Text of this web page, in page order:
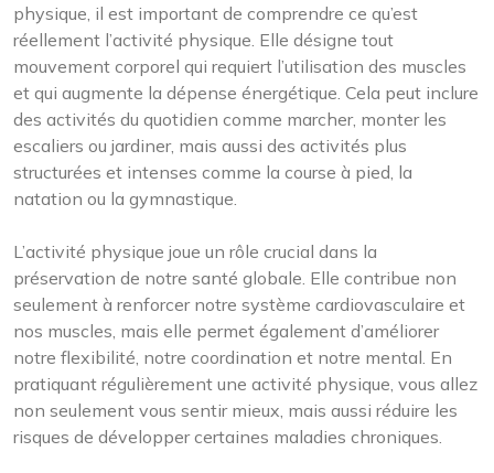
physique, il est important de comprendre ce qu’est
réellement l’activité physique. Elle désigne tout
mouvement corporel qui requiert l’utilisation des muscles
et qui augmente la dépense énergétique. Cela peut inclure
des activités du quotidien comme marcher, monter les
escaliers ou jardiner, mais aussi des activités plus
structurées et intenses comme la course à pied, la
natation ou la gymnastique.
L’activité physique joue un rôle crucial dans la
préservation de notre santé globale. Elle contribue non
seulement à renforcer notre système cardiovasculaire et
nos muscles, mais elle permet également d’améliorer
notre flexibilité, notre coordination et notre mental. En
pratiquant régulièrement une activité physique, vous allez
non seulement vous sentir mieux, mais aussi réduire les
risques de développer certaines maladies chroniques.